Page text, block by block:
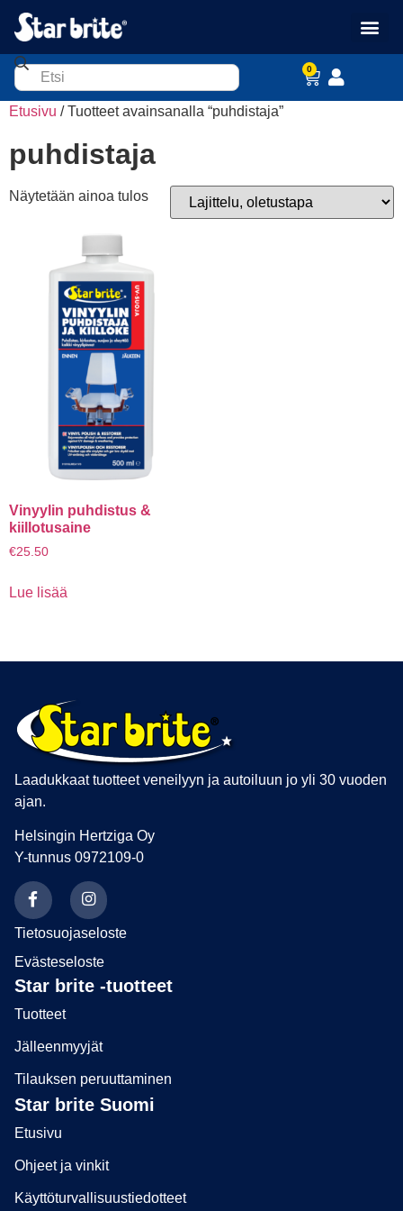
0
Etusivu / Tuotteet avainsanalla “puhdistaja”
puhdistaja
Näytetään ainoa tulos
Vinyylin puhdistus &
kiillotusaine
€25.50
Lue lisää
Laadukkaat tuotteet veneilyyn ja autoiluun jo yli 30 vuoden
ajan.
Helsingin Hertziga Oy
Y-tunnus 0972109-0
Tietosuojaseloste
Evästeseloste
Star brite -tuotteet
Tuotteet
Jälleenmyyjät
Tilauksen peruuttaminen
Star brite Suomi
Etusivu
Ohjeet ja vinkit
Käyttöturvallisuustiedotteet